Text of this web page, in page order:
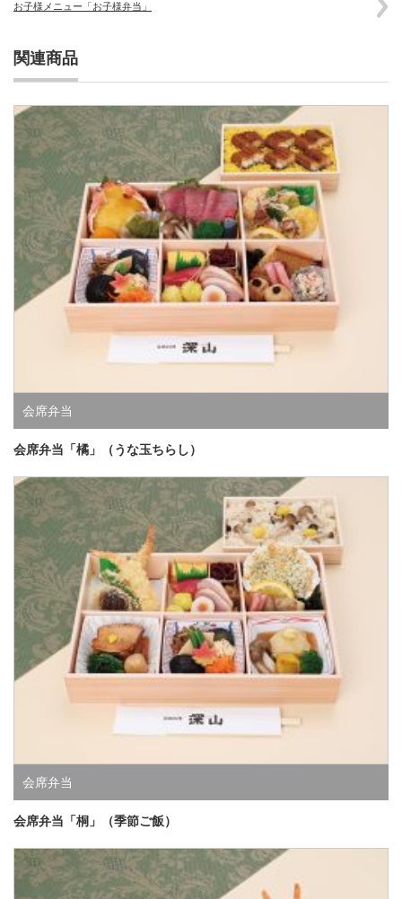
お子様メニュー「お子様弁当」
関連商品
会席弁当
会席弁当「橘」（うな玉ちらし）
会席弁当
会席弁当「桐」（季節ご飯）